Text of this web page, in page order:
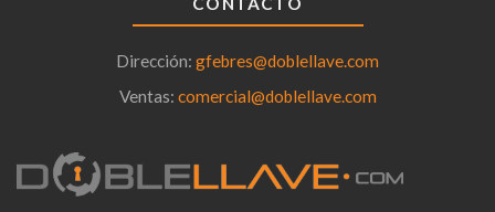
Dirección: gfebres@doblellave.com
Ventas: comercial@doblellave.com